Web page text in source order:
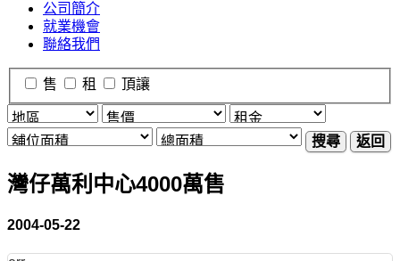
公司簡介
就業機會
聯絡我們
售 租 頂讓
搜尋 返回
灣仔萬利中心4000萬售
2004-05-22